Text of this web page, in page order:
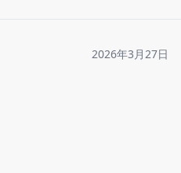
2026年3月27日